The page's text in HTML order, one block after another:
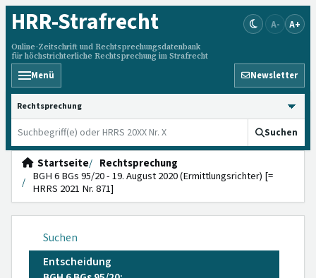
HRR-Strafrecht
Online-Zeitschrift und Rechtsprechungsdatenbank
für höchstrichterliche Rechtsprechung im Strafrecht
A- A+
Menü Newsletter
HRRS durchsuchen
Suchen
Startseite
Rechtsprechung
BGH 6 BGs 95/20 - 19. August 2020 (Ermittlungsrichter) [=
HRRS 2021 Nr. 871]
Suchen
Entscheidung